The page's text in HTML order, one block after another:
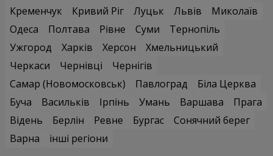
Кременчук
Кривий Ріг Луцьк Львів
Миколаїв
Одеса
Полтава Рівне Суми
Тернопіль
Ужгород
Харків Херсон
Хмельницький
Черкаси
Чернівці
Чернігів
Самар (Новомосковськ)
Павлоград
Біла Церква
Буча
Васильків Ірпінь Умань Варшава
Прага
Відень
Берлін Ревне Бургас
Сонячний берег
Варна
інші регіони